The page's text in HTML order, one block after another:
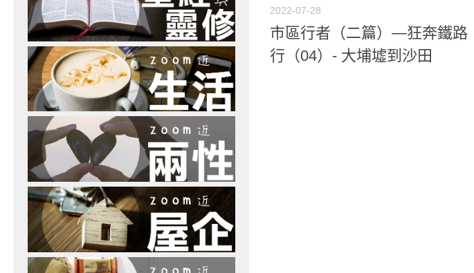
2022-07-28
市區行者（二篇）—狂奔鐵路
行（04）- 大埔墟到沙田